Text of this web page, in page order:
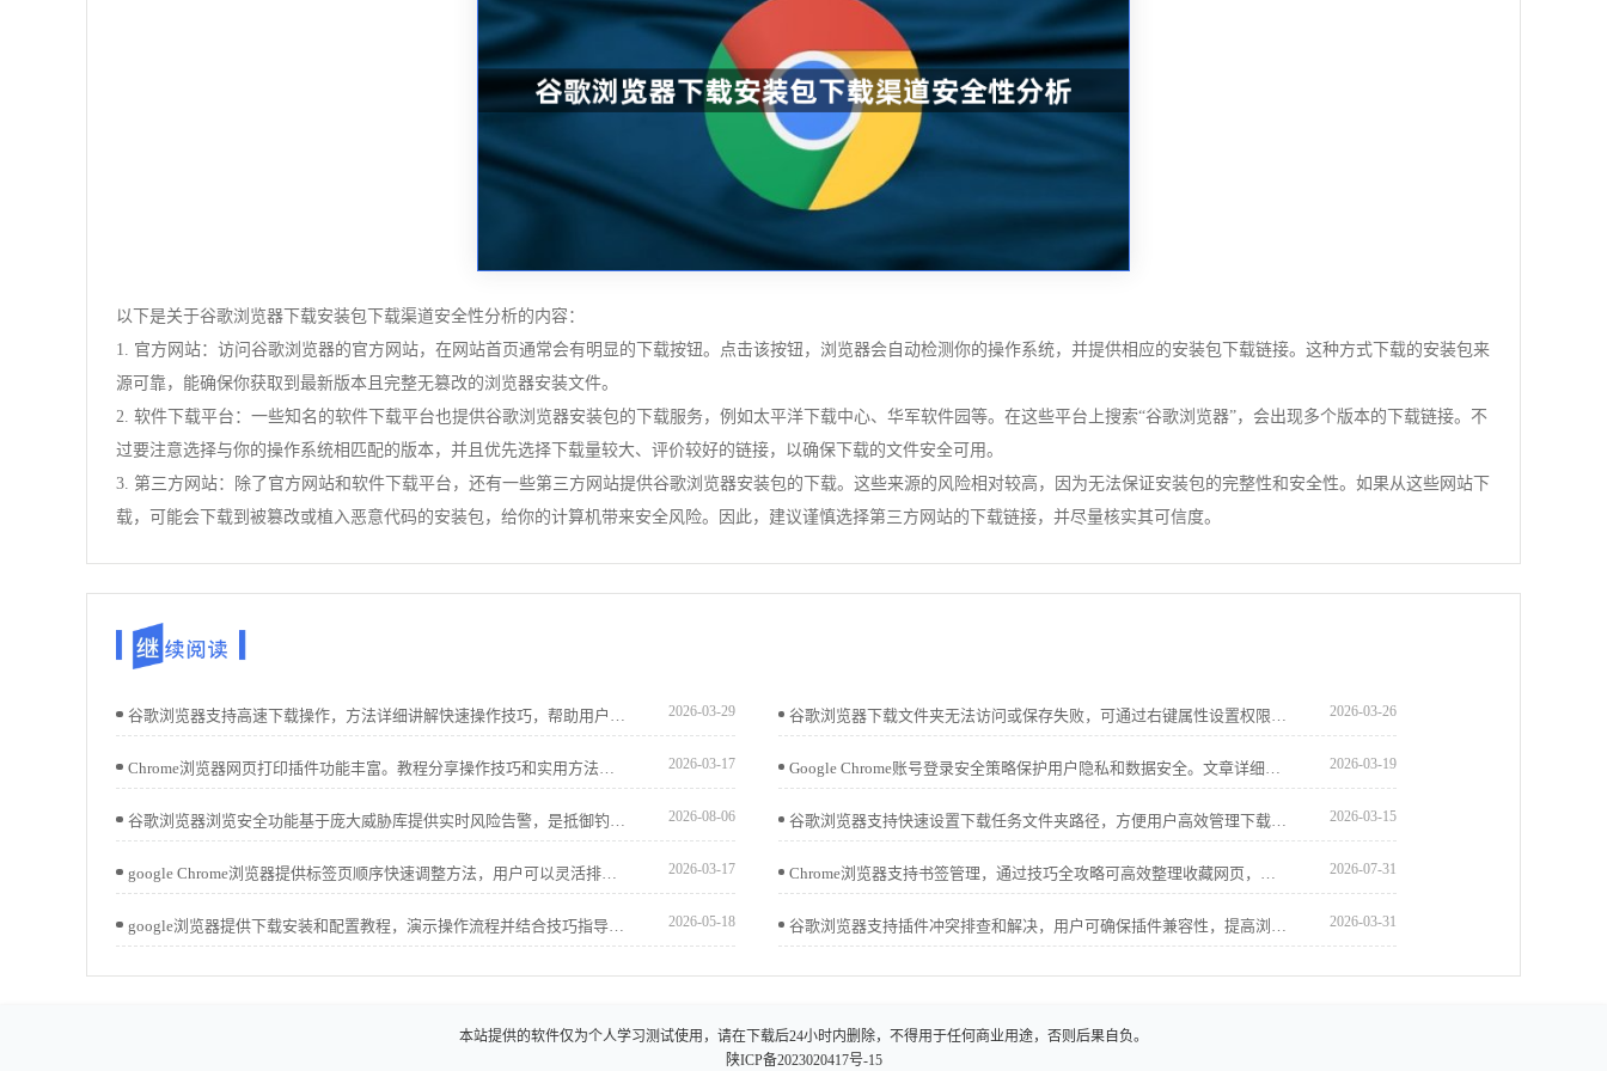
以下是关于谷歌浏览器下载安装包下载渠道安全性分析的内容：
1. 官方网站：访问谷歌浏览器的官方网站，在网站首页通常会有明显的下载按钮。点击该按钮，浏览器会自动检测你的操作系统，并提供相应的安装包下载链接。这种方式下载的安装包来
源可靠，能确保你获取到最新版本且完整无篡改的浏览器安装文件。
2. 软件下载平台：一些知名的软件下载平台也提供谷歌浏览器安装包的下载服务，例如太平洋下载中心、华军软件园等。在这些平台上搜索“谷歌浏览器”，会出现多个版本的下载链接。不
过要注意选择与你的操作系统相匹配的版本，并且优先选择下载量较大、评价较好的链接，以确保下载的文件安全可用。
3. 第三方网站：除了官方网站和软件下载平台，还有一些第三方网站提供谷歌浏览器安装包的下载。这些来源的风险相对较高，因为无法保证安装包的完整性和安全性。如果从这些网站下
载，可能会下载到被篡改或植入恶意代码的安装包，给你的计算机带来安全风险。因此，建议谨慎选择第三方网站的下载链接，并尽量核实其可信度。
谷歌浏览器支持高速下载操作，方法详细讲解快速操作技巧，帮助用户快速完成下载与安装，确保浏览器功能完整、安全稳定，同时提升整体操作效率和使用体验。 2026-03-29 谷歌浏览器下载文件夹无法访问或保存失败，可通过右键属性设置权限，将当前用户加入“完全控制”以恢复读写权限。 2026-03-26
Chrome浏览器网页打印插件功能丰富。教程分享操作技巧和实用方法，帮助用户高效完成网页打印任务。 2026-03-17 Google Chrome账号登录安全策略保护用户隐私和数据安全。文章详细介绍防护方法及实用建议，帮助用户应对登录风险，保障账户安全。 2026-03-19
谷歌浏览器浏览安全功能基于庞大威胁库提供实时风险告警，是抵御钓鱼钓鱼网站的关键。本文评估其防御效能，揭示这一机制如何从底层拦截恶意攻击，显著降低您的在线办公安全隐患。 2026-08-06 谷歌浏览器支持快速设置下载任务文件夹路径，方便用户高效管理下载文件，优化文件存储结构。 2026-03-15
google Chrome浏览器提供标签页顺序快速调整方法，用户可以灵活排列标签页，实现多任务浏览高效管理，提升操作便捷性和使用体验。 2026-03-17 Chrome浏览器支持书签管理，通过技巧全攻略可高效整理收藏网页，实现快速查找和提高浏览效率。 2026-07-31
google浏览器提供下载安装和配置教程，演示操作流程并结合技巧指导，帮助新用户顺利完成安装并熟练使用浏览器。 2026-05-18 谷歌浏览器支持插件冲突排查和解决，用户可确保插件兼容性，提高浏览器稳定性和操作效率。 2026-03-31
本站提供的软件仅为个人学习测试使用，请在下载后24小时内删除，不得用于任何商业用途，否则后果自负。
陕ICP备2023020417号-15